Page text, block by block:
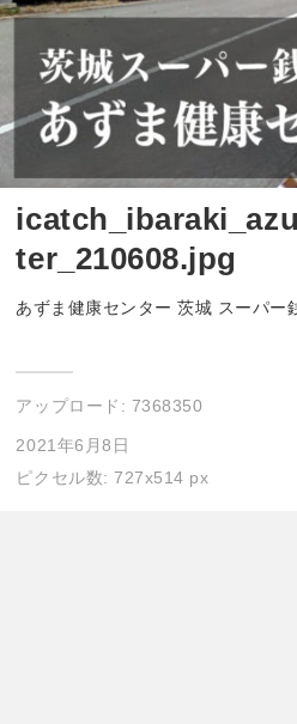
ter_210608.jpg
あずま健康センター 茨城 スーパー
アップロード: 7368350
2021年6月8日
ピクセル数: 727x514 px